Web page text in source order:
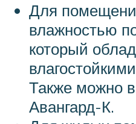
Для
влажностью
который
Также можно
Авангард-К.